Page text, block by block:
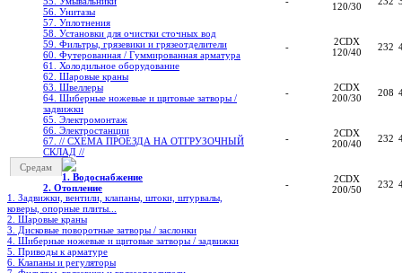
56. Унитазы
57. Уплотнения
58. Установки для очистки сточных вод
59. Фильтры, грязевики и грязеотделители
60. Футерованная / Гуммированная арматура
61. Холодильное oборудование
62. Шаровые краны
63. Швеллеры
64. Шиберные ножевые и щитовые затворы /
задвижки
65. Электромонтаж
66. Электростанции
67. // СХЕМА ПРОЕЗДА НА ОТГРУЗОЧНЫЙ
СКЛАД //
Средам
1. Водоснабжение
2. Отопление
1. Задвижки, вентили, клапаны, штоки, штурвалы,
коверы, опорные плиты...
2. Шаровые краны
3. Дисковые поворотные затворы / заслонки
4. Шиберные ножевые и щитовые затворы / задвижки
5. Приводы к арматуре
6. Клапаны и регуляторы
120/30
-
2CDX
120/40
232
-
2CDX
200/30
208
-
2CDX
200/40
232
-
2CDX
200/50
232